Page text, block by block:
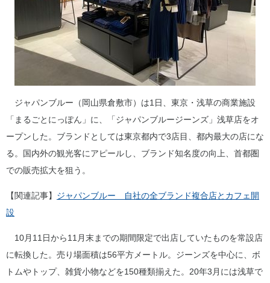
ジャパンブルー（岡山県倉敷市）は1日、東京・浅草の商業施設
「まるごとにっぽん」に、「ジャパンブルージーンズ」浅草店をオ
ープンした。ブランドとしては東京都内で3店目、都内最大の店にな
る。国内外の観光客にアピールし、ブランド知名度の向上、首都圏
での販売拡大を狙う。
【関連記事】 ジャパンブルー 自社の全ブランド複合店とカフェ開
設
10月11日から11月末までの期間限定で出店していたものを常設店
に転換した。売り場面積は56平方メートル。ジーンズを中心に、ボ
トムやトップ、雑貨小物などを150種類揃えた。20年3月には浅草で